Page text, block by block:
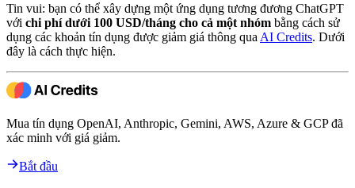
Tin vui: bạn có thể xây dựng một ứng dụng tương đương ChatGPT
với chi phí dưới 100 USD/tháng cho cả một nhóm bằng cách sử
dụng các khoản tín dụng được giảm giá thông qua AI Credits. Dưới
đây là cách thực hiện.
Mua tín dụng OpenAI, Anthropic, Gemini, AWS, Azure & GCP đã
xác minh với giá giảm.
Bắt đầu